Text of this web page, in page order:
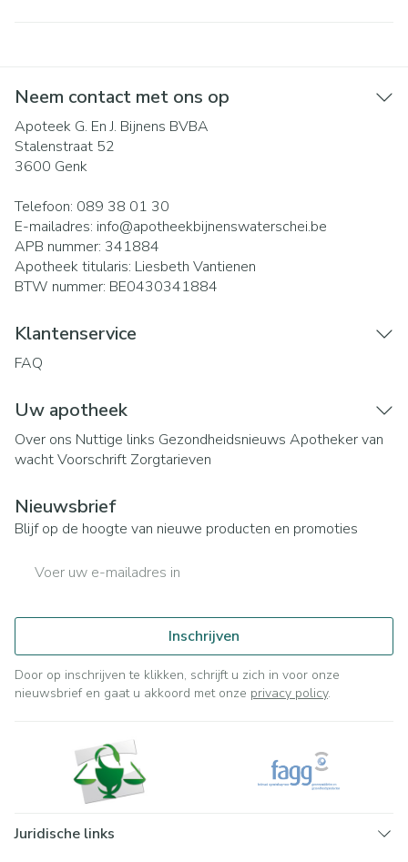
Neem contact met ons op
Apoteek G. En J. Bijnens BVBA
Stalenstraat 52
3600 Genk
Telefoon: 089 38 01 30
E-mailadres: info@apotheekbijnenswaterschei.be
APB nummer: 341884
Apotheek titularis: Liesbeth Vantienen
BTW nummer: BE0430341884
Klantenservice
FAQ
Uw apotheek
Over ons Nuttige links Gezondheidsnieuws Apotheker van
wachtVoorschrift Zorgtarieven
Nieuwsbrief
Blijf op de hoogte van nieuwe producten en promoties
Inschrijven
Door op inschrijven te klikken, schrijft u zich in voor onze
nieuwsbrief en gaat u akkoord met onze privacy policy.
Juridische links